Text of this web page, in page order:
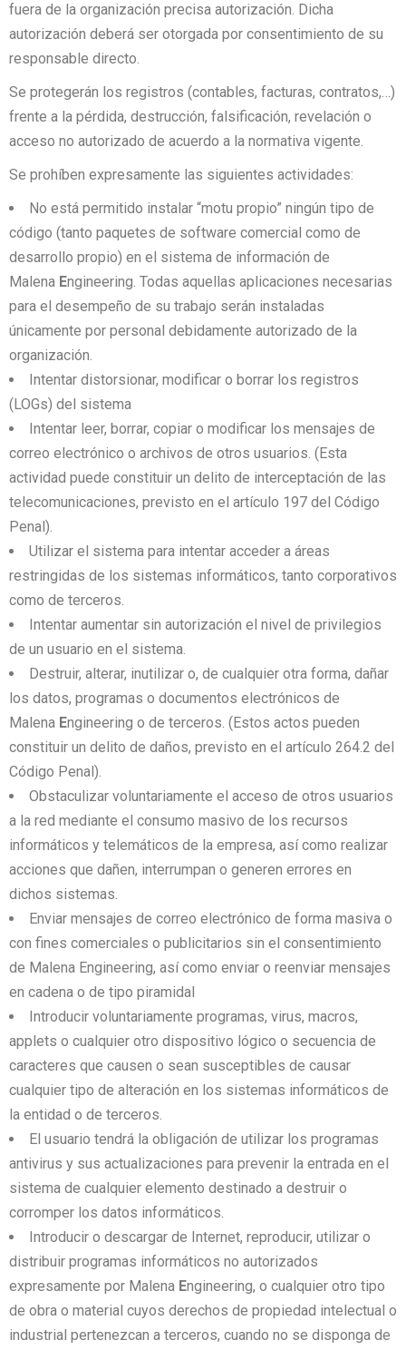
fuera de la organización precisa autorización. Dicha
autorización deberá ser otorgada por consentimiento de su
responsable directo.
Se protegerán los registros (contables, facturas, contratos,…)
frente a la pérdida, destrucción, falsificación, revelación o
acceso no autorizado de acuerdo a la normativa vigente.
Se prohíben expresamente las siguientes actividades:
No está permitido instalar “motu propio” ningún tipo de
código (tanto paquetes de software comercial como de
desarrollo propio) en el sistema de información de
Malena Engineering. Todas aquellas aplicaciones necesarias
para el desempeño de su trabajo serán instaladas
únicamente por personal debidamente autorizado de la
organización.
Intentar distorsionar, modificar o borrar los registros
(LOGs) del sistema
Intentar leer, borrar, copiar o modificar los mensajes de
correo electrónico o archivos de otros usuarios. (Esta
actividad puede constituir un delito de interceptación de las
telecomunicaciones, previsto en el artículo 197 del Código
Penal).
Utilizar el sistema para intentar acceder a áreas
restringidas de los sistemas informáticos, tanto corporativos
como de terceros.
Intentar aumentar sin autorización el nivel de privilegios
de un usuario en el sistema.
Destruir, alterar, inutilizar o, de cualquier otra forma, dañar
los datos, programas o documentos electrónicos de
Malena Engineering o de terceros. (Estos actos pueden
constituir un delito de daños, previsto en el artículo 264.2 del
Código Penal).
Obstaculizar voluntariamente el acceso de otros usuarios
a la red mediante el consumo masivo de los recursos
informáticos y telemáticos de la empresa, así como realizar
acciones que dañen, interrumpan o generen errores en
dichos sistemas.
Enviar mensajes de correo electrónico de forma masiva o
con fines comerciales o publicitarios sin el consentimiento
de Malena Engineering, así como enviar o reenviar mensajes
en cadena o de tipo piramidal
Introducir voluntariamente programas, virus, macros,
applets o cualquier otro dispositivo lógico o secuencia de
caracteres que causen o sean susceptibles de causar
cualquier tipo de alteración en los sistemas informáticos de
la entidad o de terceros.
El usuario tendrá la obligación de utilizar los programas
antivirus y sus actualizaciones para prevenir la entrada en el
sistema de cualquier elemento destinado a destruir o
corromper los datos informáticos.
Introducir o descargar de Internet, reproducir, utilizar o
distribuir programas informáticos no autorizados
expresamente por Malena Engineering, o cualquier otro tipo
de obra o material cuyos derechos de propiedad intelectual o
industrial pertenezcan a terceros, cuando no se disponga de